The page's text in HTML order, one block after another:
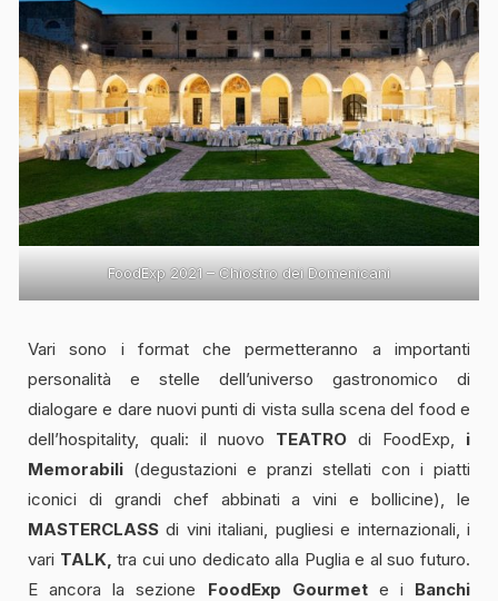
FoodExp 2021 – Chiostro dei Domenicani
Vari sono i format che permetteranno a importanti
personalità e stelle dell’universo gastronomico di
dialogare e dare nuovi punti di vista sulla scena del food e
dell’hospitality, quali: il nuovo TEATRO di FoodExp, i
Memorabili (degustazioni e pranzi stellati con i piatti
iconici di grandi chef abbinati a vini e bollicine), le
MASTERCLASS di vini italiani, pugliesi e internazionali, i
vari TALK, tra cui uno dedicato alla Puglia e al suo futuro.
E ancora la sezione FoodExp Gourmete i Banchi